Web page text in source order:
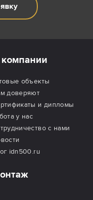
объекты
доверяют
и дипломы
у нас
с нами
idn500.ru